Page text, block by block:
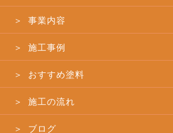
＞ 事業内容
＞ 施工事例
＞ おすすめ塗料
＞ 施工の流れ
＞ ブログ